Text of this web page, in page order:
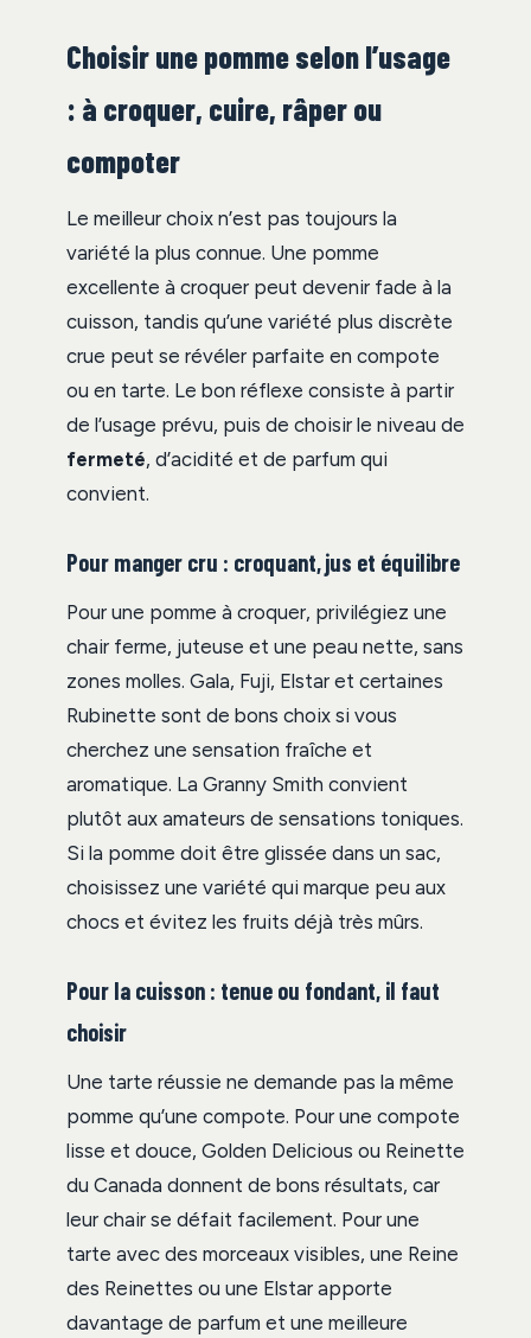
Choisir une pomme selon l’usage
: à croquer, cuire, râper ou
compoter
Le meilleur choix n’est pas toujours la
variété la plus connue. Une pomme
excellente à croquer peut devenir fade à la
cuisson, tandis qu’une variété plus discrète
crue peut se révéler parfaite en compote
ou en tarte. Le bon réflexe consiste à partir
de l’usage prévu, puis de choisir le niveau de
fermeté, d’acidité et de parfum qui
convient.
Pour manger cru : croquant, jus et équilibre
Pour une pomme à croquer, privilégiez une
chair ferme, juteuse et une peau nette, sans
zones molles. Gala, Fuji, Elstar et certaines
Rubinette sont de bons choix si vous
cherchez une sensation fraîche et
aromatique. La Granny Smith convient
plutôt aux amateurs de sensations toniques.
Si la pomme doit être glissée dans un sac,
choisissez une variété qui marque peu aux
chocs et évitez les fruits déjà très mûrs.
Pour la cuisson : tenue ou fondant, il faut
choisir
Une tarte réussie ne demande pas la même
pomme qu’une compote. Pour une compote
lisse et douce, Golden Delicious ou Reinette
du Canada donnent de bons résultats, car
leur chair se défait facilement. Pour une
tarte avec des morceaux visibles, une Reine
des Reinettes ou une Elstar apporte
davantage de parfum et une meilleure